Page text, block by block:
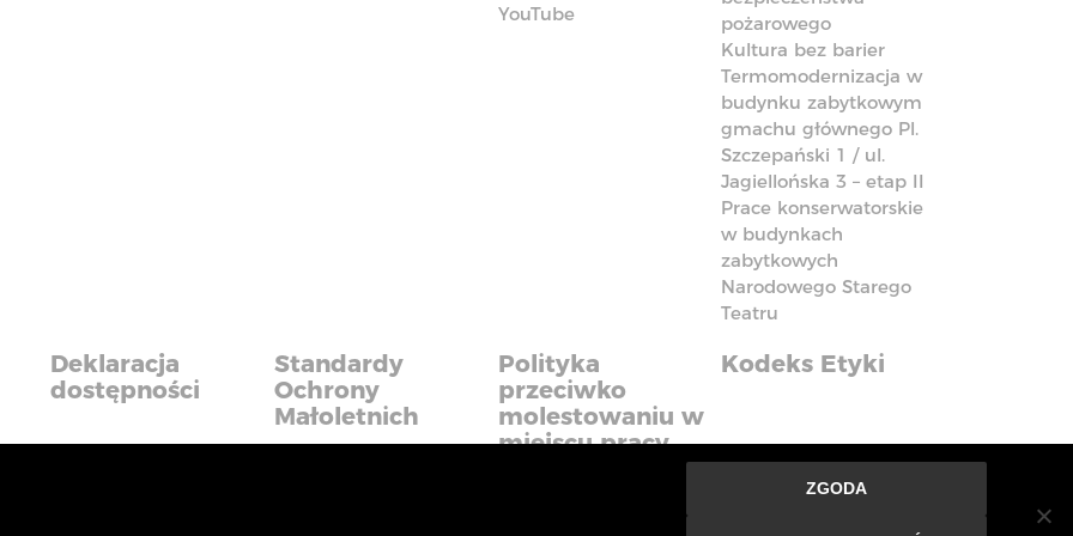
YouTube
pożarowego
Kultura bez barier
Termomodernizacja w
budynku zabytkowym
gmachu głównego Pl.
Szczepański 1 / ul.
Jagiellońska 3 – etap II
Prace konserwatorskie
w budynkach
zabytkowych
Narodowego Starego
Teatru
Deklaracja
dostępności
Standardy
Ochrony
Małoletnich
Polityka
przeciwko
molestowaniu w
miejscu pracy
Kodeks Etyki
ZGODA
usługi na najwyższym poziomie. Dalsze korzystanie ze strony oznacza, że